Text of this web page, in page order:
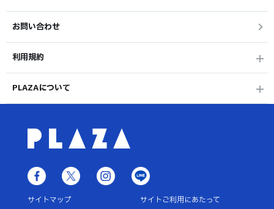
お問い合わせ
利用規約
PLAZAについて
サイトマップ サイトご利用にあたって